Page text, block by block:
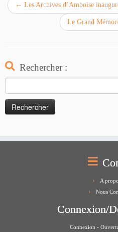
← Les Archives d’Amboise
Le Grand
Rechercher :
A
Nous
Connexion/
Connexion -